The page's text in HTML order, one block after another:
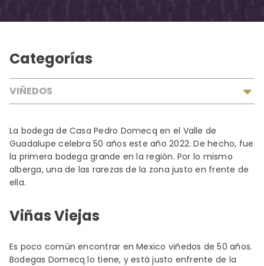
La bodega de Casa Pedro Domecq en el Valle de
Guadalupe celebra 50 años este año 2022. De hecho, fue
la primera bodega grande en la región. Por lo mismo
alberga, una de las rarezas de la zona justo en frente de
ella.
Viñas Viejas
Es poco común encontrar en Mexico viñedos de 50 años.
Bodegas Domecq lo tiene, y está justo enfrente de la
Categorías
VIÑEDOS